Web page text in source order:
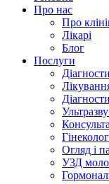
Про нас
Про
Лікарі
Блог
Послуги
Огляд і
УЗД